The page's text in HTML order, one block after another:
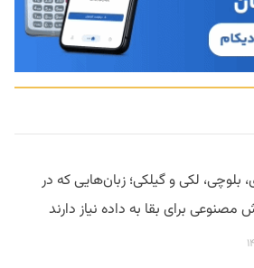
بلوچی، لکی و گیلکی؛ زبان‌هایی که در
برای بقا به داده نیاز دارند